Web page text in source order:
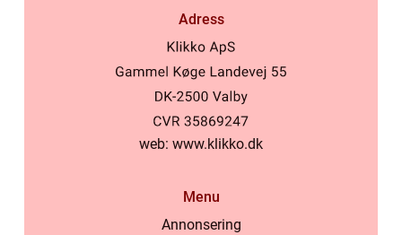
Adress
web: www.klikko.dk
Menu
Annonsering